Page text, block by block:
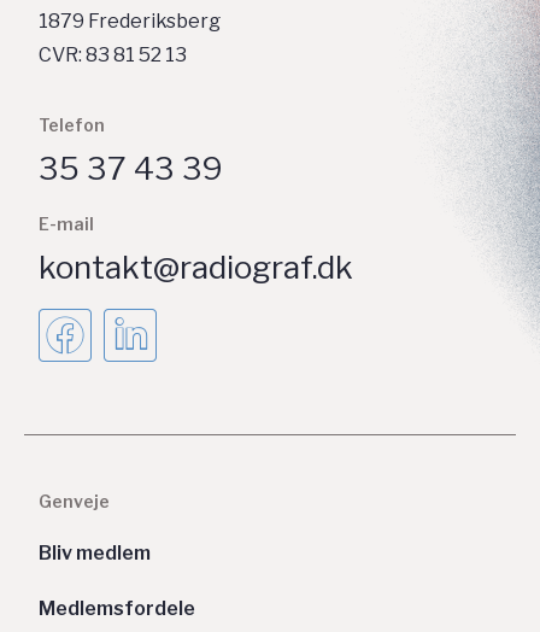
Genveje
Bliv medlem
Medlemsfordele
1879 Frederiksberg
CVR: 83 81 52 13
Telefon
35 37 43 39
E-mail
kontakt@radiograf.dk